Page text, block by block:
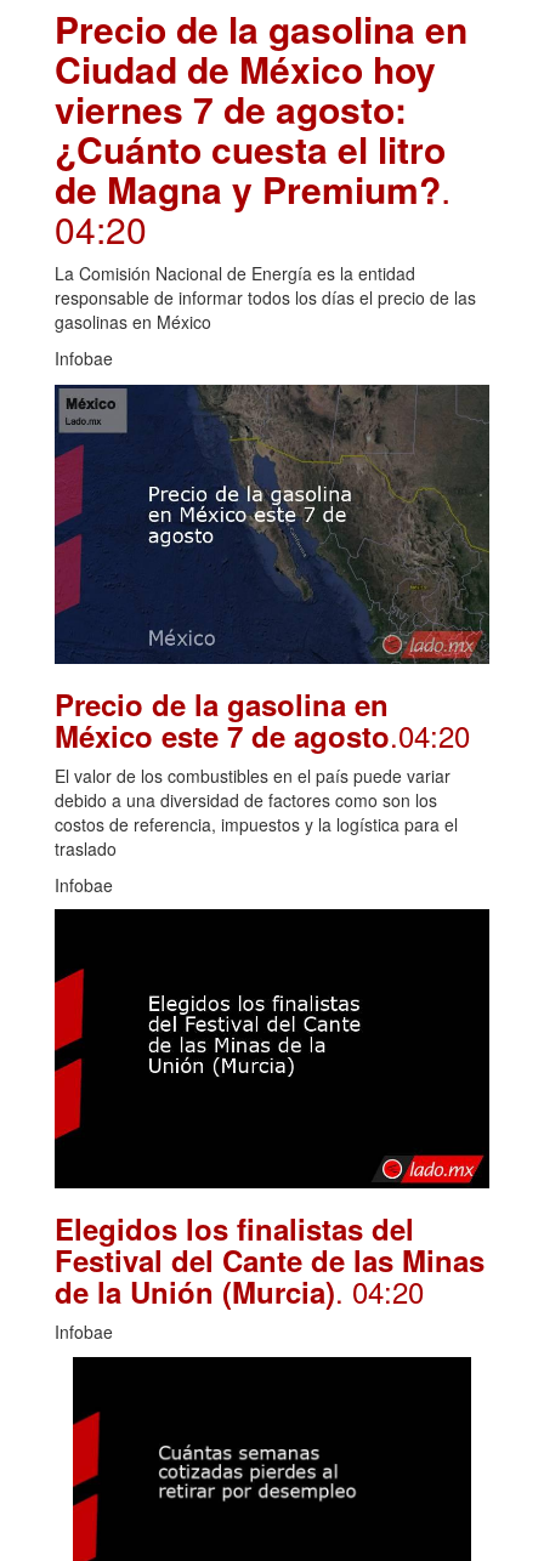
Precio de la gasolina en
Ciudad de México hoy
viernes 7 de agosto:
¿Cuánto cuesta el litro
de Magna y Premium?.
04:20
La Comisión Nacional de Energía es la entidad
responsable de informar todos los días el precio de las
gasolinas en México
Infobae
Precio de la gasolina en
México este 7 de agosto.04:20
El valor de los combustibles en el país puede variar
debido a una diversidad de factores como son los
costos de referencia, impuestos y la logística para el
traslado
Infobae
Elegidos los finalistas del
Festival del Cante de las Minas
de la Unión (Murcia). 04:20
Infobae